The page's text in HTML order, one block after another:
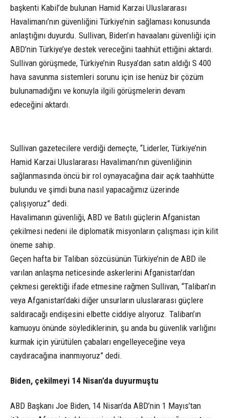
başkenti Kabil’de bulunan Hamid Karzai Uluslararası
Havalimanı’nın güvenliğini Türkiye’nin sağlaması konusunda
anlaştığını duyurdu. Sullivan, Biden’ın havaalanı güvenliği için
ABD’nin Türkiye’ye destek vereceğini taahhüt ettiğini aktardı.
Sullivan görüşmede, Türkiye’nin Rusya’dan satın aldığı S 400
hava savunma sistemleri sorunu için ise henüz bir çözüm
bulunamadığını ve konuyla ilgili görüşmelerin devam
edeceğini aktardı.
Sullivan gazetecilere verdiği demeçte, “Liderler, Türkiye’nin
Hamid Karzai Uluslararası Havalimanı’nın güvenliğinin
sağlanmasında öncü bir rol oynayacağına dair açık taahhütte
bulundu ve şimdi buna nasıl yapacağımız üzerinde
çalışıyoruz” dedi.
Havalimanın güvenliği, ABD ve Batılı güçlerin Afganistan
çekilmesi nedeni ile diplomatik misyonların çalışması için kilit
öneme sahip.
Geçen hafta bir Taliban sözcüsünün Türkiye’nin de ABD ile
varılan anlaşma neticesinde askerlerini Afganistan’dan
çekmesi gerektiği ifade etmesine rağmen Sullivan, “Taliban’ın
veya Afganistan’daki diğer unsurların uluslararası güçlere
saldıracağı endişesini elbette ciddiye alıyoruz. Taliban’ın
kamuoyu önünde söylediklerinin, şu anda bu güvenlik varlığını
kurmak için yürütülen çabaları engelleyeceğine veya
caydıracağına inanmıyoruz” dedi.
Biden, çekilmeyi 14 Nisan’da duyurmuştu
ABD Başkanı Joe Biden, 14 Nisan’da ABD’nin 1 Mayıs’tan